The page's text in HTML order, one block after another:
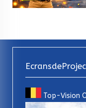
Top-Vision